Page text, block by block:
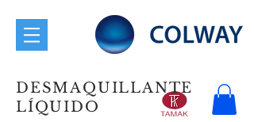
DESMAQUILLANTE
LÍQUIDO